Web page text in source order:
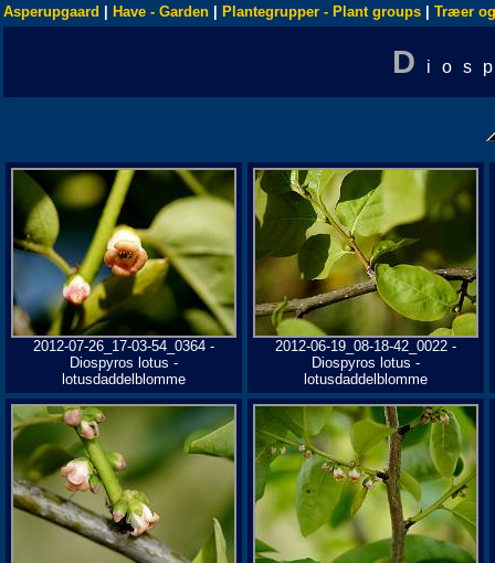
Asperupgaard Have - Garden Plantegrupper - Plant groups Træer
D
2012-07-26_17-03-54_0364 -
Diospyros lotus -
lotusdaddelblomme
2012-06-19_08-18-42_0022 -
Diospyros lotus -
lotusdaddelblomme